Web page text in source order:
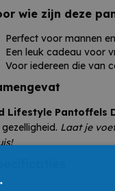
wie zijn deze
Perfect voor mannen
Een leuk cadeau voor
Voor iedereen die van
Lifestyle Pantoffels
Laat je